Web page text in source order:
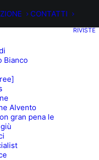
CONTATTI
Bianco
Alvento
gran pena le
RIVISTE